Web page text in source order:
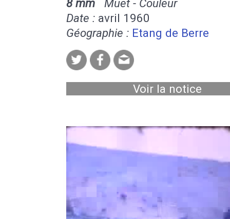
8 mm Muet - Couleur
Date : avril 1960
Géographie : Etang de Berre
Voir la notice